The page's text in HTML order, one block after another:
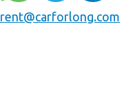
rent@carforlong.com